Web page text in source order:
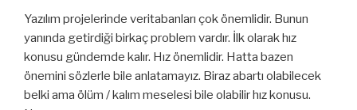
Yazılım projelerinde veritabanları çok önemlidir. Bunun
yanında getirdiği birkaç problem vardır. İlk olarak hız
konusu gündemde kalır. Hız önemlidir. Hatta bazen
önemini sözlerle bile anlatamayız. Biraz abartı olabilecek
belki ama ölüm / kalım meselesi bile olabilir hız konusu.